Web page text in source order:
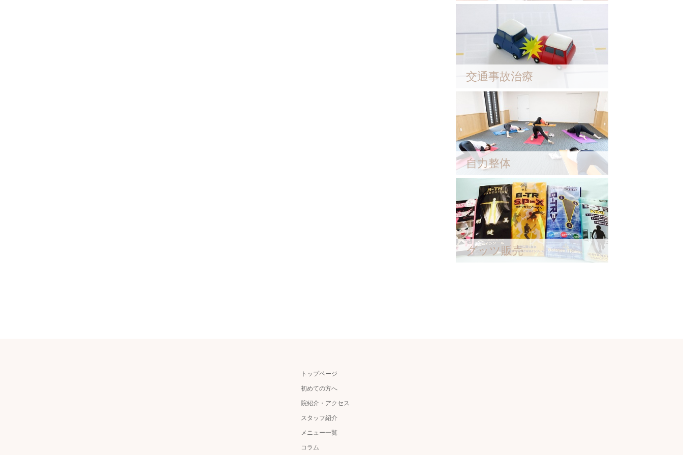
交通事故治療
自力整体
グッツ販売
トップページ
初めての方へ
院紹介・アクセス
スタッフ紹介
メニュー一覧
コラム